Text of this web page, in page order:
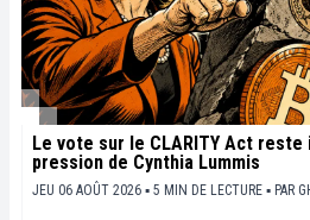
Le vote sur le CLARITY Act
pression de Cynthia Lummis
JEU 06 AOÛT 2026 ▪ 5 MIN DE LECTURE ▪ PAR